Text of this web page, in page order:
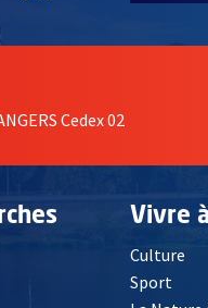
Cedex 02
Vivre
Culture
Sport